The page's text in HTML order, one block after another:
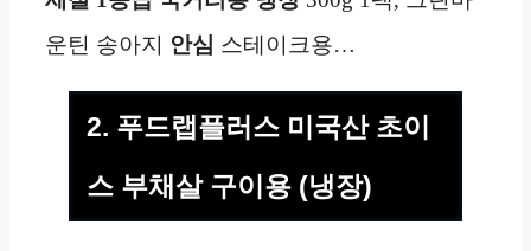
운틴 송아지 안심 스테이크용…
2. 푸드랩플러스 미국산 초이
스 부채살 구이용 (냉장)